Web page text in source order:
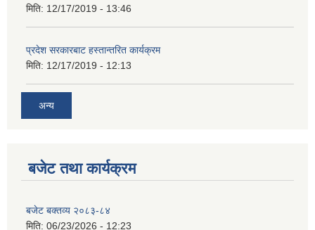
मिति: 12/17/2019 - 13:46
प्रदेश सरकारबाट हस्तान्तरित कार्यक्रम
मिति: 12/17/2019 - 12:13
अन्य
बजेट तथा कार्यक्रम
बजेट बक्तव्य २०८३-८४
मिति: 06/23/2026 - 12:23